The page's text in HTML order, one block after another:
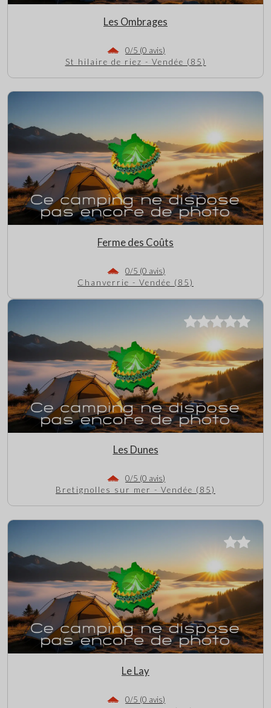
Les Ombrages
0/5 (0 avis)
St hilaire de riez - Vendée (85)
Ferme des Coûts
0/5 (0 avis)
Chanverrie - Vendée (85)
Les Dunes
0/5 (0 avis)
Bretignolles sur mer - Vendée (85)
Le Lay
0/5 (0 avis)